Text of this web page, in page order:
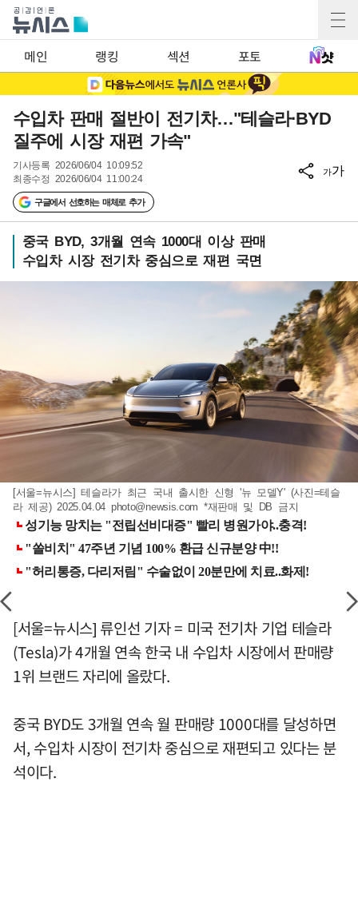
메인 랭킹 섹션 포토
수입차 판매 절반이 전기차…"테슬라·BYD
질주에 시장 재편 가속"
기사등록 2026/06/04 10:09:52
최종수정 2026/06/04 11:00:24
구글에서 선호하는 매체로 추가
가가
중국 BYD, 3개월 연속 1000대 이상 판매
수입차 시장 전기차 중심으로 재편 국면
[서울=뉴시스] 테슬라가 최근 국내 출시한 신형 '뉴 모델Y' (사진=테슬
라 제공) 2025.04.04 photo@newsis.com *재판매 및 DB 금지
[서울=뉴시스] 류인선 기자 = 미국 전기차 기업 테슬라
(Tesla)가 4개월 연속 한국 내 수입차 시장에서 판매량
1위 브랜드 자리에 올랐다.
중국 BYD도 3개월 연속 월 판매량 1000대를 달성하면
서, 수입차 시장이 전기차 중심으로 재편되고 있다는 분
석이다.